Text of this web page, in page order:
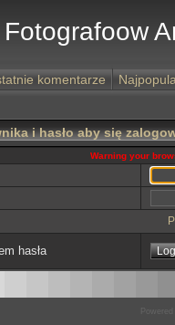
komentarze
i hasło aby się
Warning your
hasła